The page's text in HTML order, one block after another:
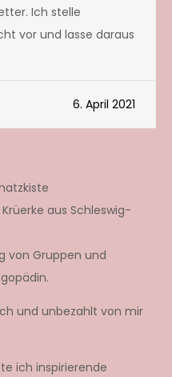
Ich stelle
vor und lasse daraus
6. April 2021
aus Schleswig-
von Gruppen und
und unbezahlt von mir
ich inspirierende